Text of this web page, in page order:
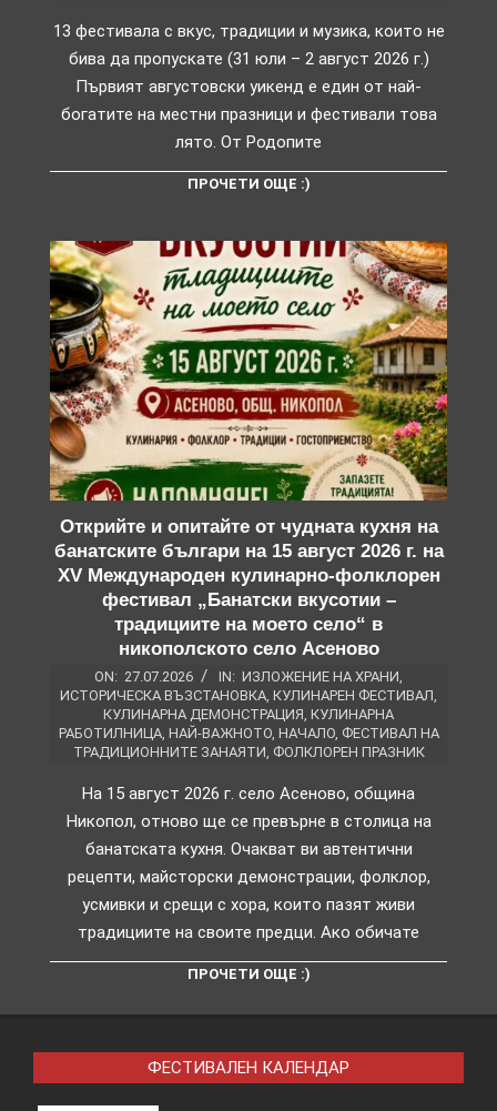
13 фестивала с вкус, традиции и музика, които не
бива да пропускате (31 юли – 2 август 2026 г.)
Първият августовски уикенд е един от най-
богатите на местни празници и фестивали това
лято. От Родопите
ПРОЧЕТИ ОЩЕ :)
Открийте и опитайте от чудната кухня на
банатските българи на 15 август 2026 г. на
XV Международен кулинарно-фолклорен
фестивал „Банатски вкусотии –
традициите на моето село“ в
никополското село Асеново
ON: 27.07.2026 IN: ИЗЛОЖЕНИЕ НА ХРАНИ
ИСТОРИЧЕСКА ВЪЗСТАНОВКА КУЛИНАРЕН ФЕСТИВАЛ
КУЛИНАРНА ДЕМОНСТРАЦИЯ КУЛИНАРНА
РАБОТИЛНИЦА, НАЙ-ВАЖНОТО, НАЧАЛО, ФЕСТИВАЛ НА
ТРАДИЦИОННИТЕ ЗАНАЯТИ ФОЛКЛОРЕН ПРАЗНИК
На 15 август 2026 г. село Асеново, община
Никопол, отново ще се превърне в столица на
банатската кухня. Очакват ви автентични
рецепти, майсторски демонстрации, фолклор,
усмивки и срещи с хора, които пазят живи
традициите на своите предци. Ако обичате
ПРОЧЕТИ ОЩЕ :)
ФЕСТИВАЛЕН КАЛЕНДАР